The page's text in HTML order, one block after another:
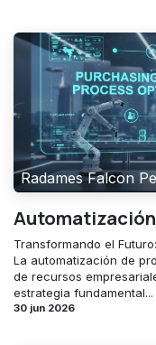
Radames Falcon
Automatización
Transformando el
La automatización de
de recursos
estrategia fundamental...
30 jun 2026